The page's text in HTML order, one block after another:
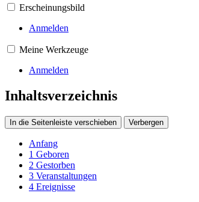
Erscheinungsbild
Anmelden
Meine Werkzeuge
Anmelden
Inhaltsverzeichnis
In die Seitenleiste verschieben Verbergen
Anfang
1 Geboren
2 Gestorben
3 Veranstaltungen
4 Ereignisse